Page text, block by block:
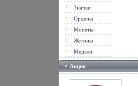
Значки
Ордены
Монеты
Жетоны
Медали
Акция